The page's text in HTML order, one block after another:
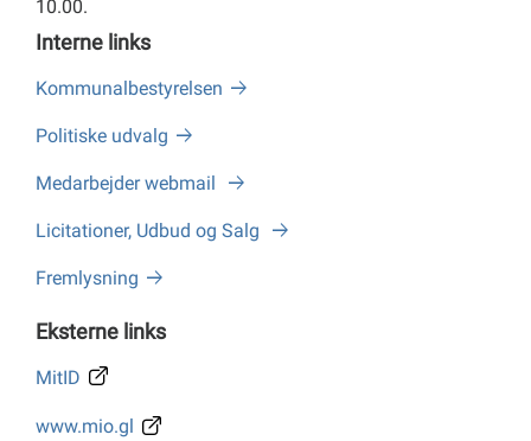
10.00.
Interne links
Kommunalbestyrelsen
Politiske udvalg
Medarbejder webmail
Licitationer, Udbud og Salg
Fremlysning
Eksterne links
MitID
www.mio.gl